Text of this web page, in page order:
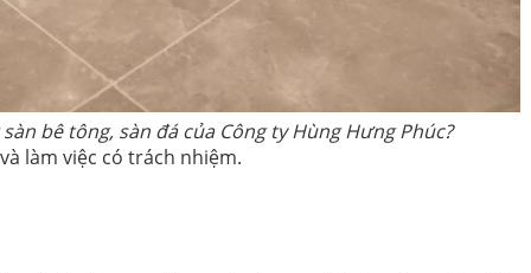
bê tông, sàn đá của Công ty Hùng Hưng Phúc?
làm việc có trách nhiệm.